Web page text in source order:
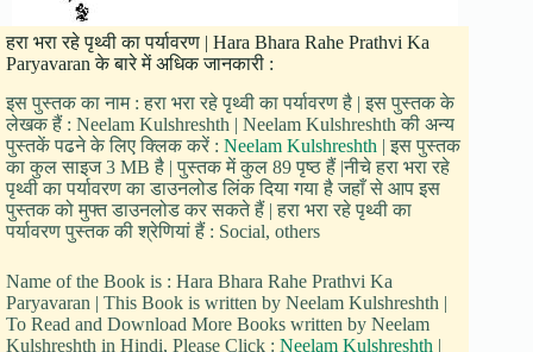
हरा भरा रहे पृथ्वी का पर्यावरण | Hara Bhara Rahe Prathvi Ka
Paryavaran के बारे में अधिक जानकारी :
इस पुस्तक का नाम : हरा भरा रहे पृथ्वी का पर्यावरण है | इस पुस्तक के
लेखक हैं : Neelam Kulshreshth | Neelam Kulshreshth की अन्य
पुस्तकें पढने के लिए क्लिक करें : Neelam Kulshreshth | इस पुस्तक
का कुल साइज 3 MB है | पुस्तक में कुल 89 पृष्ठ हैं |नीचे हरा भरा रहे
पृथ्वी का पर्यावरण का डाउनलोड लिंक दिया गया है जहाँ से आप इस
पुस्तक को मुफ्त डाउनलोड कर सकते हैं | हरा भरा रहे पृथ्वी का
पर्यावरण पुस्तक की श्रेणियां हैं : Social, others
Name of the Book is : Hara Bhara Rahe Prathvi Ka
Paryavaran | This Book is written by Neelam Kulshreshth |
To Read and Download More Books written by Neelam
Kulshreshth in Hindi, Please Click : Neelam Kulshreshth |